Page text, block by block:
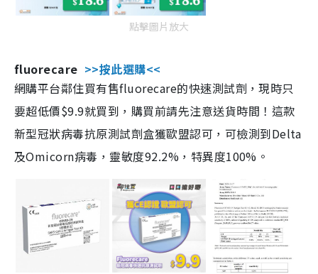
點擊圖片放大
fluorecare >>按此選購<<
網購平台鄰住買有售fluorecare的快速測試劑，現時只
要超低價$9.9就買到，購買前請先注意送貨時間！這款
新型冠狀病毒抗原測試劑盒獲歐盟認可，可檢測到Delta
及Omicorn病毒，靈敏度92.2%，特異度100%。